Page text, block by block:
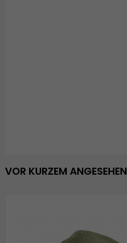
VOR KURZEM ANGESEHEN